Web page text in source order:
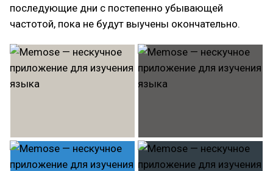
последующие дни с постепенно убывающей
частотой, пока не будут выучены окончательно.